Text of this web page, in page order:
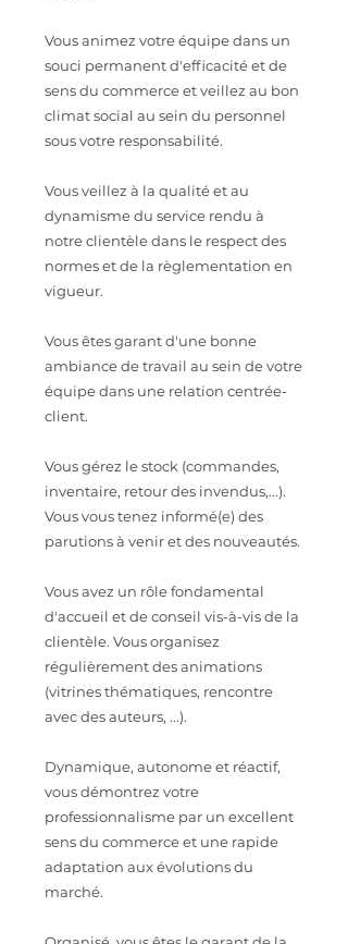
Vous animez votre équipe dans un
souci permanent d'efficacité et de
sens du commerce et veillez au bon
climat social au sein du personnel
sous votre responsabilité.
Vous veillez à la qualité et au
dynamisme du service rendu à
notre clientèle dans le respect des
normes et de la règlementation en
vigueur.
Vous êtes garant d'une bonne
ambiance de travail au sein de votre
équipe dans une relation centrée-
client.
Vous gérez le stock (commandes,
inventaire, retour des invendus,...).
Vous vous tenez informé(e) des
parutions à venir et des nouveautés.
Vous avez un rôle fondamental
d'accueil et de conseil vis-à-vis de la
clientèle. Vous organisez
régulièrement des animations
(vitrines thématiques, rencontre
avec des auteurs, ...).
Dynamique, autonome et réactif,
vous démontrez votre
professionnalisme par un excellent
sens du commerce et une rapide
adaptation aux évolutions du
marché.